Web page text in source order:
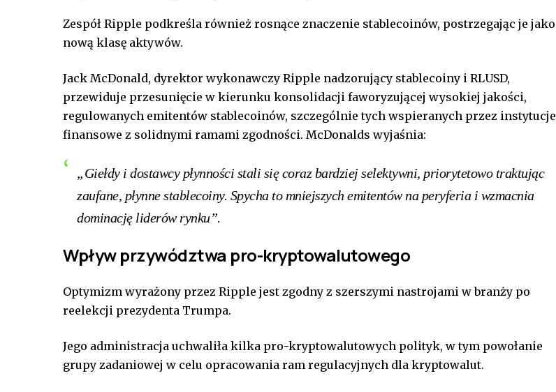
Zespół Ripple podkreśla również rosnące znaczenie stablecoinów, postrzegając je jako
nową klasę aktywów.
Jack McDonald, dyrektor wykonawczy Ripple nadzorujący stablecoiny i RLUSD,
przewiduje przesunięcie w kierunku konsolidacji faworyzującej wysokiej jakości,
regulowanych emitentów stablecoinów, szczególnie tych wspieranych przez instytucje
finansowe z solidnymi ramami zgodności. McDonalds wyjaśnia:
„Giełdy i dostawcy płynności stali się coraz bardziej selektywni, priorytetowo traktując
zaufane, płynne stablecoiny. Spycha to mniejszych emitentów na peryferia i wzmacnia
dominację liderów rynku”.
Wpływ przywództwa pro-kryptowalutowego
Optymizm wyrażony przez Ripple jest zgodny z szerszymi nastrojami w branży po
reelekcji prezydenta Trumpa.
Jego administracja uchwaliła kilka pro-kryptowalutowych polityk, w tym powołanie
grupy zadaniowej w celu opracowania ram regulacyjnych dla kryptowalut.